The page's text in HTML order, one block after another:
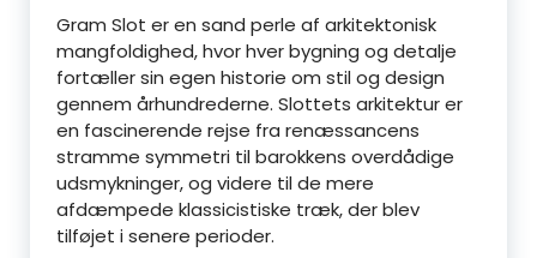
Gram Slot er en sand perle af arkitektonisk
mangfoldighed, hvor hver bygning og detalje
fortæller sin egen historie om stil og design
gennem århundrederne. Slottets arkitektur er
en fascinerende rejse fra renæssancens
stramme symmetri til barokkens overdådige
udsmykninger, og videre til de mere
afdæmpede klassicistiske træk, der blev
tilføjet i senere perioder.